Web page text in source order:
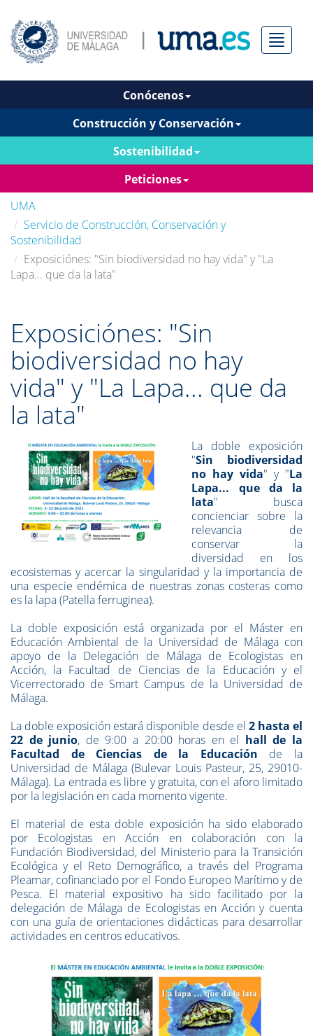
Menú
Conócenos
Construcción y Conservación
Sostenibilidad
Peticiones
UMA
Servicio de Construcción, Conservación y
Sostenibilidad
Exposiciónes: "Sin biodiversidad no hay vida" y "La
Lapa... que da la lata"
Exposiciónes: "Sin
biodiversidad no hay
vida" y "La Lapa... que da
la lata"
La doble exposición
"Sin biodiversidad
no hay vida" y "La
Lapa... que da la
lata" busca
concienciar sobre la
relevancia de
conservar la
diversidad en los
ecosistemas y acercar la singularidad y la importancia de
una especie endémica de nuestras zonas costeras como
es la lapa (Patella ferruginea).
La doble exposición está organizada por el Máster en
Educación Ambiental de la Universidad de Málaga con
apoyo de la Delegación de Málaga de Ecologistas en
Acción, la Facultad de Ciencias de la Educación y el
Vicerrectorado de Smart Campus de la Universidad de
Málaga.
La doble exposición estará disponible desde el 2 hasta el
22 de junio, de 9:00 a 20:00 horas en el hall de la
Facultad de Ciencias de la Educación de la
Universidad de Málaga (Bulevar Louis Pasteur, 25, 29010-
Málaga). La entrada es libre y gratuita, con el aforo limitado
por la legislación en cada momento vigente.
El material de esta doble exposición ha sido elaborado
por Ecologistas en Acción en colaboración con la
Fundación Biodiversidad, del Ministerio para la Transición
Ecológica y el Reto Demográfico, a través del Programa
Pleamar, cofinanciado por el Fondo Europeo Marítimo y de
Pesca. El material expositivo ha sido facilitado por la
delegación de Málaga de Ecologistas en Acción y cuenta
con una guía de orientaciones didácticas para desarrollar
actividades en centros educativos.